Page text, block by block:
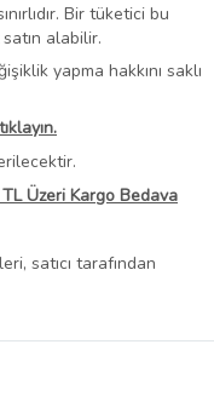
Bir tüketici bu
alabilir.
yapma hakkını saklı
tıklayın.
Üzeri Kargo Bedava
satıcı tarafından